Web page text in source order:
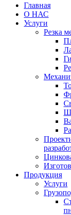
Главная
О НАС
Услуги
Резка
Продукция
Услуги